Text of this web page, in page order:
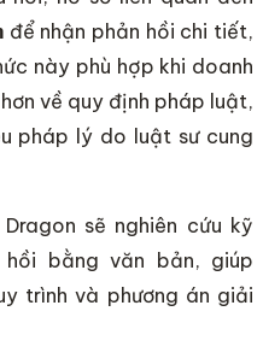
để nhận phản hồi chi tiết,
này phù hợp khi doanh
về quy định pháp luật,
pháp lý do luật sư cung
sẽ nghiên cứu kỹ
bằng văn bản, giúp
trình và phương án giải